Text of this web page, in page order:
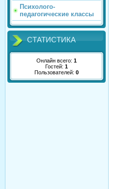
Психолого-
педагогические классы
СТАТИСТИКА
Онлайн всего: 1
Гостей: 1
Пользователей: 0